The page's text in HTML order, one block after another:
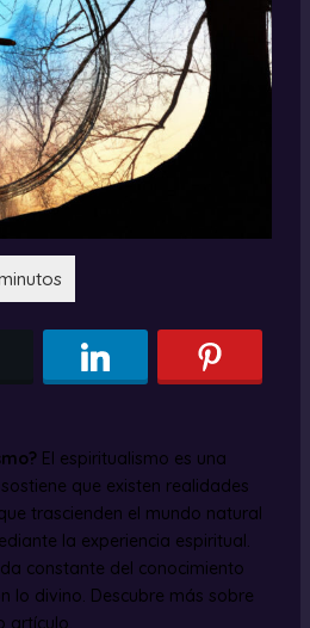
El espiritualismo es una
que existen realidades
trascienden el mundo natural
la experiencia espiritual.
constante del conocimiento
lo divino. Descubre más sobre
artículo.